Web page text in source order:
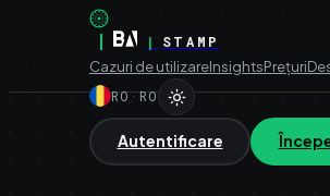
| |
STAMP
Cazuri de utilizareInsightsPrețuri
RO·RO
Autentificare